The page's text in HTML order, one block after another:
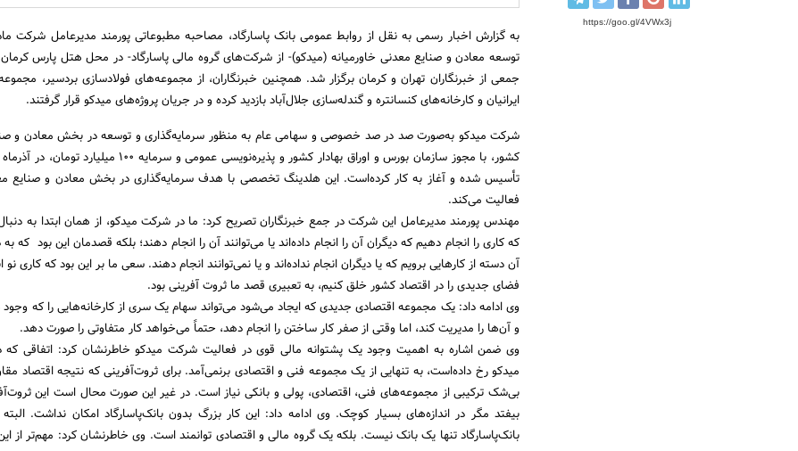
https://goo.gl/4VWx3j
به گزارش اخبار رسمی به نقل از روابط عمومی بانک پاسارگاد، مصاحبه مطبوعاتی پورمند مدیرعامل شرکت
توسعه معادن و صنایع معدنی خاورمیانه (میدکو)- از شرکت‌های گروه مالی پاسارگاد- در محل هتل پارس
جمعی از خبرنگاران تهران و کرمان برگزار شد. همچنین خبرنگاران، از مجموعه‌های فولادسازی بردسیر، مجموعه
ایرانیان و کارخانه‌های کنسانتره و گندله‌سازی جلال‌آباد بازدید کرده و در جریان پروژه‌های میدکو قرار گرفتند.
شرکت میدکو به‌صورت صد در صد خصوصی و سهامی عام به منظور سرمایه‌گذاری و توسعه در بخش معادن و
تأسیس شده و آغاز به کار کرده‌است. این هلدینگ تخصصی با هدف سرمایه‌گذاری در بخش معادن و صنایع
فعالیت می‌کند.
مهندس پورمند مدیرعامل این شرکت در جمع خبرنگاران تصریح کرد: ما در شرکت میدکو، از همان ابتدا به
که کاری را انجام دهیم که دیگران آن را انجام داده‌‌اند یا می‌توانند آن را انجام دهند؛ بلکه قصدمان این بود که به
آن دسته از کارهایی برویم که یا دیگران انجام نداده‌اند و یا نمی‌توانند انجام دهند. سعی ما بر این بود که کاری نو
فضای جدیدی را در اقتصاد کشور خلق کنیم، به تعبیری قصد ما ثروت آفرینی بود.
وی ادامه داد: یک مجموعه اقتصادی جدیدی که ایجاد می‌شود می‌تواند سهام یک سری از کارخانه‌هایی را که وجود
و آن‌ها را مدیریت کند، اما وقتی از صفر کار ساختن را انجام دهد، حتماً می‌خواهد کار متفاوتی را صورت دهد.
وی ضمن اشاره به اهمیت وجود یک پشتوانه مالی قوی در فعالیت شرکت میدکو خاطرنشان کرد: اتفاقی که
میدکو رخ داده‌است، به تنهایی از یک مجموعه فنی و اقتصادی برنمی‌آمد. برای ثروت‌آفرینی که نتیجه اقتصاد
بی‌شک ترکیبی از مجموعه‌های فنی، اقتصادی، پولی و بانکی نیاز است. در غیر این صورت محال است این
بیفتد مگر در اندازه‌های بسیار کوچک. وی ادامه داد: این کار بزرگ بدون بانک‌پاسارگاد امکان نداشت.
بانک‌پاسارگاد تنها یک بانک نیست. بلکه یک گروه مالی و اقتصادی توانمند است. وی خاطرنشان کرد: مهم‌تر از